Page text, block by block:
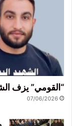
“القومي” يزف
07/06/2026